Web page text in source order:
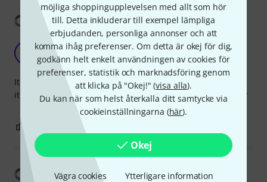
möjliga shoppingupplevelsen med allt som hör
till. Detta inkluderar till exempel lämpliga
erbjudanden, personliga annonser och att
komma ihåg preferenser. Om detta är okej för dig,
godkänn helt enkelt användningen av cookies för
preferenser, statistik och marknadsföring genom
att klicka på "Okej!" (visa alla).
Du kan när som helst återkalla ditt samtycke via
cookieinställningarna (här).
Okej
Vägra cookies Ytterligare information
Visa översättning
Good reference
TKW 55 09.06.2019
It does not get much better than this. Andy Aledort has got
it so that we can learn. Now if only my fingers were longer?
Visa översättning